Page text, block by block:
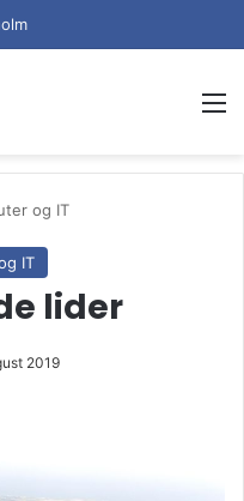
og IT
IT
lider
2019